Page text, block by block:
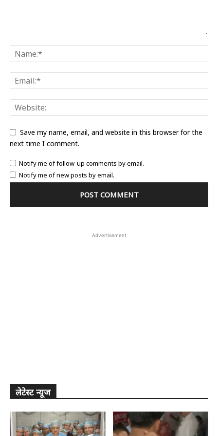
Save my name, email, and website in this browser for the
next time I comment.
Notify me of follow-up comments by email.
Notify me of new posts by email.
Advertisement
लेटेस्ट न्यूज